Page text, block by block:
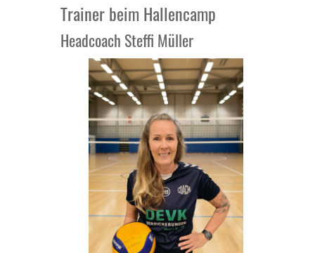
Trainer beim Hallencamp
Headcoach Steffi Müller